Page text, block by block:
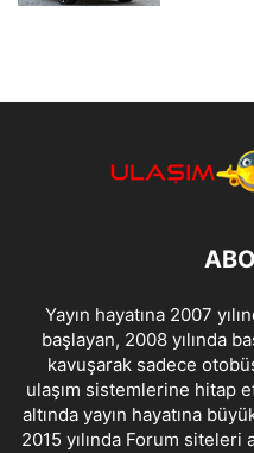
Yayın hayatına 2007
başlayan, 2008 yılında
kavuşarak sadece
ulaşım sistemlerine hitap
altında yayın hayatına
2015 yılında Forum siteleri